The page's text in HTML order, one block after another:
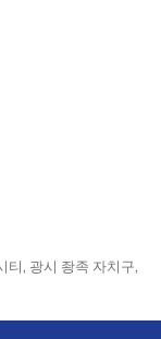
티, 광시 좡족 자치구,